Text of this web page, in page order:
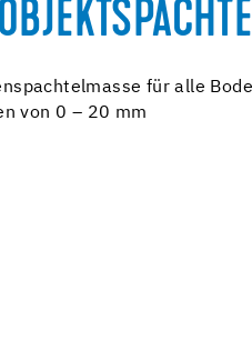
für alle
von 0 – 20 mm